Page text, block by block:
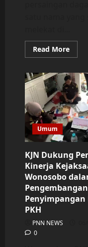
Read MoreRead
more
Pak
Eko:
Rasa
—
“Tak
Enak,
Perlu
Umum
KJN Dukung
Kinerja
Wonosobo
PKH
PNN NEWS
0